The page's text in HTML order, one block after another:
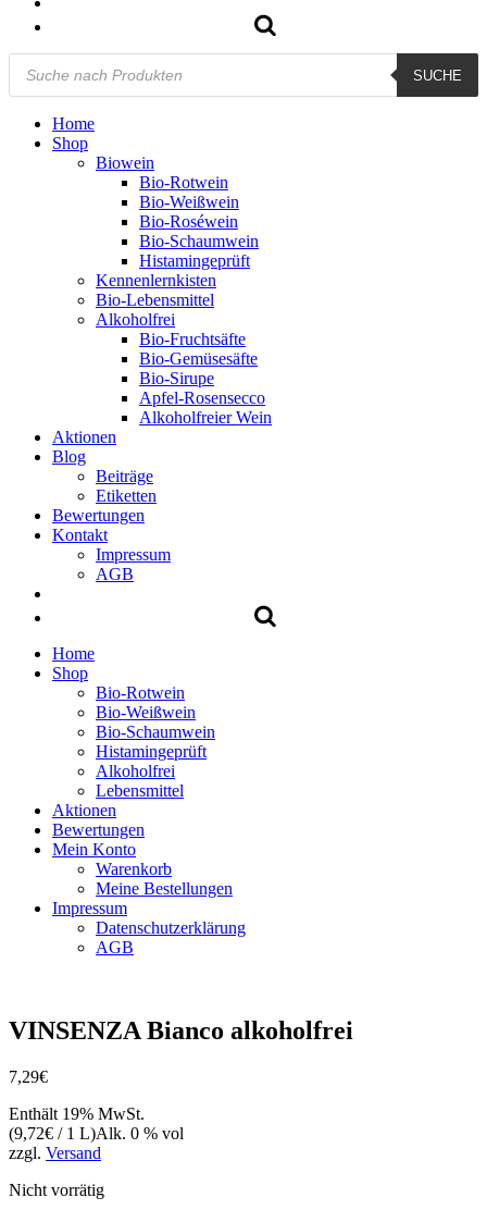
Products
search
SUCHE
Home
Shop
Biowein
Bio-Rotwein
Bio-Weißwein
Bio-Roséwein
Bio-Schaumwein
Histamingeprüft
Kennenlernkisten
Bio-Lebensmittel
Alkoholfrei
Bio-Fruchtsäfte
Bio-Gemüsesäfte
Bio-Sirupe
Apfel-Rosensecco
Alkoholfreier Wein
Aktionen
Blog
Beiträge
Etiketten
Bewertungen
Kontakt
Impressum
AGB
Home
Shop
Bio-Rotwein
Bio-Weißwein
Bio-Schaumwein
Histamingeprüft
Alkoholfrei
Lebensmittel
Aktionen
Bewertungen
Mein Konto
Warenkorb
Meine Bestellungen
Impressum
Datenschutzerklärung
AGB
VINSENZA Bianco alkoholfrei
7,29€
Enthält 19% MwSt.
(9,72€ / 1 L)Alk. 0 % vol
zzgl. Versand
Nicht vorrätig